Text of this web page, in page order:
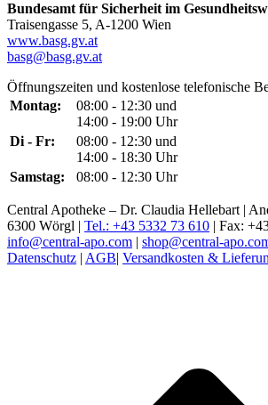
Bundesamt für Sicherheit im
Traisengasse 5, A-1200 Wien
www.basg.gv.at
basg@basg.gv.at
Öffnungszeiten und kostenlose telefonische
Montag:
08:00 - 12:30 und
14:00 - 19:00 Uhr
Di - Fr:
08:00 - 12:30 und
14:00 - 18:30 Uhr
Samstag:
08:00 - 12:30 Uhr
Central Apotheke – Dr. Claudia Hellebart |
6300 Wörgl | Tel.: +43 5332 73 610 | Fax:
info@central-apo.com | shop@central-
Datenschutz | AGB| Versandkosten &